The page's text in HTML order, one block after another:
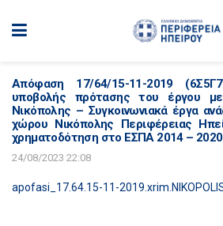
Απόφαση 17/64/15-11-2019
υποβολής πρότασης του έργου
Νικόπολης – Συγκοινωνιακά έργα
χώρου Νικόπολης Περιφέρειας
χρηματοδότηση στο ΕΣΠΑ 2014 – 2020
24/08/2023 22:08
apofasi_17.64.15-11-